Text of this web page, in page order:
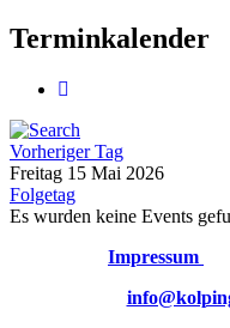
Terminkalender
Vorheriger Tag
Freitag 15 Mai 2026
Folgetag
Es wurden keine Events
Impressum